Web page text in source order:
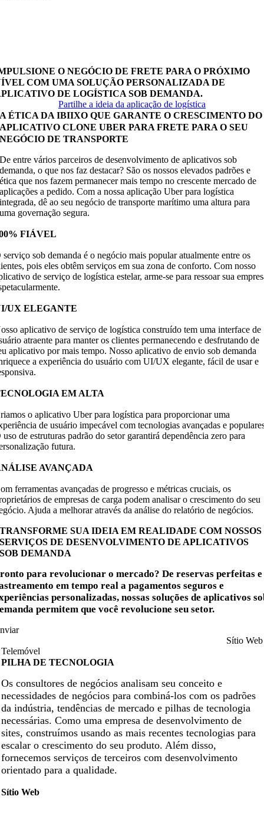
O NEGÓCIO DE FRETE PARA O PRÓXIMO
COM UMA SOLUÇÃO PERSONALIZADA DE
DE LOGÍSTICA SOB DEMANDA.
Partilhe a ideia da aplicação de logística
A ÉTICA DA IBIIXO QUE GARANTE O CRESCIMENTO DO
APLICATIVO CLONE UBER PARA FRETE PARA O SEU
NEGÓCIO DE TRANSPORTE
De entre vários parceiros de desenvolvimento de aplicativos sob
demanda, o que nos faz destacar? São os nossos elevados padrões e
ética que nos fazem permanecer mais tempo no crescente mercado de
aplicações a pedido. Com a nossa aplicação Uber para logística
integrada, dê ao seu negócio de transporte marítimo uma altura para
uma governação segura.
FIÁVEL
serviço sob demanda é o negócio mais popular atualmente entre os
pois eles obtêm serviços em sua zona de conforto. Com nosso
de serviço de logística estelar, arme-se para ressoar sua
UX ELEGANTE
aplicativo de serviço de logística construído tem uma interface de
atraente para manter os clientes permanecendo e desfrutando de
aplicativo por mais tempo. Nosso aplicativo de envio sob demanda
a experiência do usuário com UI/UX elegante, fácil de usar e
EM ALTA
o aplicativo Uber para logística para proporcionar uma
de usuário impecável com tecnologias avançadas e
uso de estruturas padrão do setor garantirá dependência zero para
futura.
AVANÇADA
ferramentas avançadas de progresso e métricas cruciais, os
de empresas de carga podem analisar o crescimento do seu
Ajuda a melhorar através da análise do relatório de negócios.
TRANSFORME SUA IDEIA EM REALIDADE COM NOSSOS
SERVIÇOS DE DESENVOLVIMENTO DE APLICATIVOS
SOB DEMANDA
para revolucionar o mercado? De reservas perfeitas e
em tempo real a pagamentos seguros e
personalizadas, nossas soluções de aplicativos
permitem que você revolucione seu setor.
Sítio Web
Telemóvel
PILHA DE TECNOLOGIA
Os consultores de negócios analisam seu conceito e
necessidades de negócios para combiná-los com os padrões
da indústria, tendências de mercado e pilhas de tecnologia
necessárias. Como uma empresa de desenvolvimento de
sites, construímos usando as mais recentes tecnologias para
escalar o crescimento do seu produto. Além disso,
fornecemos serviços de terceiros com desenvolvimento
orientado para a qualidade.
Sítio Web